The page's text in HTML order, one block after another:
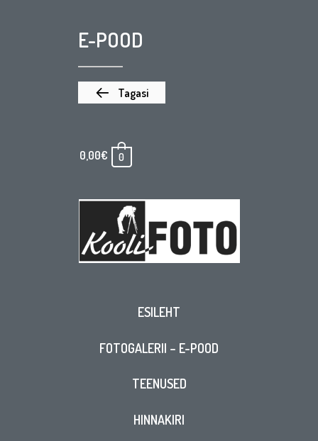
E-POOD
Tagasi
0,00€ 0
ESILEHT
FOTOGALERII – E-POOD
TEENUSED
HINNAKIRI